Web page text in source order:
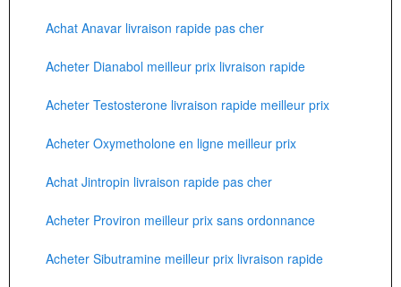
Achat Anavar livraison rapide pas cher
Acheter Dianabol meilleur prix livraison rapide
Acheter Testosterone livraison rapide meilleur prix
Acheter Oxymetholone en ligne meilleur prix
Achat Jintropin livraison rapide pas cher
Acheter Proviron meilleur prix sans ordonnance
Acheter Sibutramine meilleur prix livraison rapide